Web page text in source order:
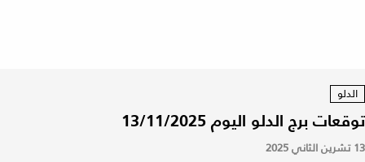
الدلو
توقعات برج الدلو اليوم 13/11/2025
13 تشرين الثاني 2025